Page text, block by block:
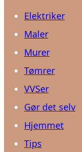
Elektriker
Maler
Murer
Tømrer
VVSer
Gør det selv
Hjemmet
Tips